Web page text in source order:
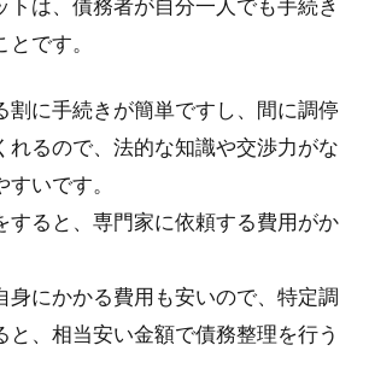
トは、債務者が自分一人でも手続き
です。
割に手続きが簡単ですし、間に調停
れるので、法的な知識や交渉力がな
いです。
すると、専門家に依頼する費用がか
身にかかる費用も安いので、特定調
と、相当安い金額で債務整理を行う